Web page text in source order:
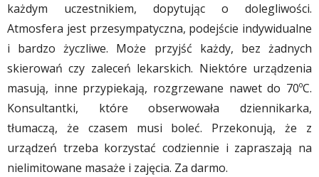
każdym uczestnikiem, dopytując o dolegliwości.
Atmosfera jest przesympatyczna, podejście indywidualne
i bardzo życzliwe. Może przyjść każdy, bez żadnych
skierowań czy zaleceń lekarskich. Niektóre urządzenia
masują, inne przypiekają, rozgrzewane nawet do 70ºC.
Konsultantki, które obserwowała dziennikarka,
tłumaczą, że czasem musi boleć. Przekonują, że z
urządzeń trzeba korzystać codziennie i zapraszają na
nielimitowane masaże i zajęcia. Za darmo.